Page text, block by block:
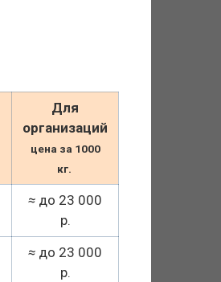
Для
организаций
цена за 1000
кг.
≈ до 23 000
р.
≈ до 23 000
р.